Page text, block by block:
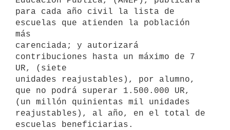
para cada año civil la lista de
escuelas que atienden la población
más
carenciada; y autorizará
contribuciones hasta un máximo de 7
UR, (siete
unidades reajustables), por alumno,
que no podrá superar 1.500.000 UR,
(un millón quinientas mil unidades
reajustables), al año, en el total de
escuelas beneficiarias.